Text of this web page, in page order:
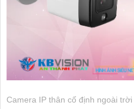
Camera IP thân cố định ngoài